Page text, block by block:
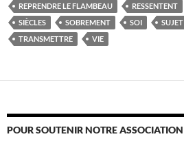
REPRENDRE LE FLAMBEAU
RESSENTENT
SIÈCLES
SOBREMENT SOI SUJET
TRANSMETTRE
VIE
POUR SOUTENIR NOTRE ASSOCIATION